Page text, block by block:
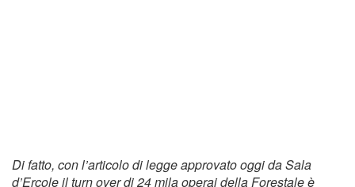
Di fatto, con l’articolo di legge approvato oggi da Sala
d’Ercole il turn over di 24 mila operai della Forestale è